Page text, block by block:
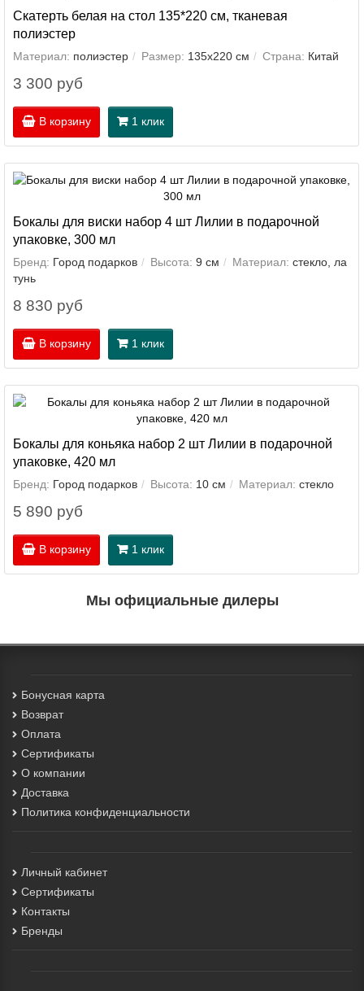
Скатерть белая на стол 135*220 см, тканевая
полиэстер
Материал: полиэстер Размер: 135х220 см Страна: Китай
3 300 руб
В корзину 1 клик
Бокалы для виски набор 4 шт Лилии в подарочной
упаковке, 300 мл
Бренд: Город подарков Высота: 9 см Материал: стекло, ла
тунь
8 830 руб
В корзину 1 клик
Бокалы для коньяка набор 2 шт Лилии в подарочной
упаковке, 420 мл
Бренд: Город подарков Высота: 10 см Материал: стекло
5 890 руб
В корзину 1 клик
Мы официальные дилеры
Бонусная карта
Возврат
Оплата
Сертификаты
О компании
Доставка
Политика конфиденциальности
Личный кабинет
Сертификаты
Контакты
Бренды